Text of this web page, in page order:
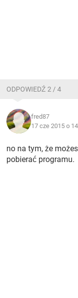
ODPOWIEDŹ 2 / 4
fred87
17 cze 2015 o
no na tym, że
pobierać programu.